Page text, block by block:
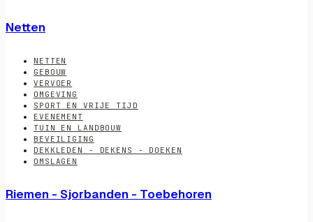
Netten
NETTEN
GEBOUW
VERVOER
OMGEVING
SPORT EN VRIJE TIJD
EVENEMENT
TUIN EN LANDBOUW
BEVEILIGING
DEKKLEDEN - DEKENS - DOEKEN
OMSLAGEN
Riemen - Sjorbanden - Toebehoren